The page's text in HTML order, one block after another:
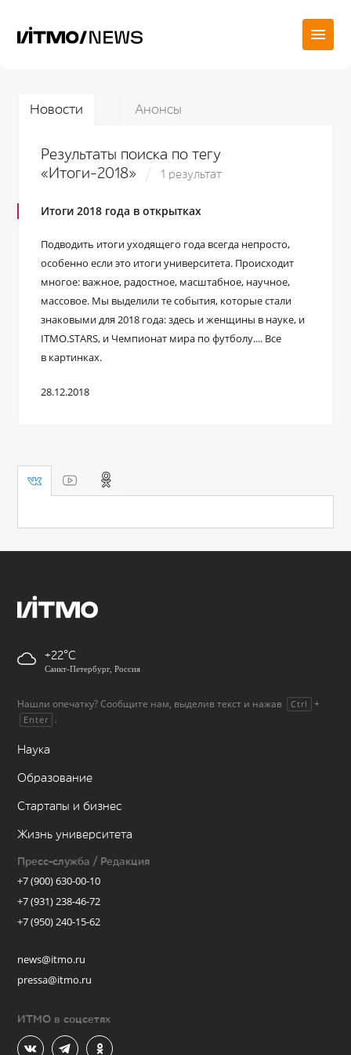
Новости Анонсы
Результаты поиска по тегу
«Итоги-2018»
1 результат
Итоги 2018 года в открытках
Подводить итоги уходящего года всегда непросто,
особенно если это итоги университета. Происходит
многое: важное, радостное, масштабное, научное,
массовое. Мы выделили те события, которые стали
знаковыми для 2018 года: здесь и женщины в науке, и
ITMO.STARS, и Чемпионат мира по футболу.... Все
в картинках.
28.12.2018
+22
Санкт-Петербург, Россия
Нашли опечатку? Сообщите нам, выделив текст и нажав Ctrl +
Enter .
Наука
Образование
Стартапы и бизнес
Жизнь университета
Пресс-служба / Редакция
+7 (900) 630-00-10
+7 (931) 238-46-72
+7 (950) 240-15-62
news@itmo.ru
pressa@itmo.ru
ИТМО в соцсетях